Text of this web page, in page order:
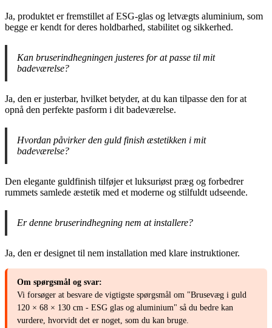
Ja, produktet er fremstillet af ESG-glas og letvægts aluminium, som
begge er kendt for deres holdbarhed, stabilitet og sikkerhed.
Kan bruserindhegningen justeres for at passe til mit
badeværelse?
Ja, den er justerbar, hvilket betyder, at du kan tilpasse den for at
opnå den perfekte pasform i dit badeværelse.
Hvordan påvirker den guld finish æstetikken i mit
badeværelse?
Den elegante guldfinish tilføjer et luksuriøst præg og forbedrer
rummets samlede æstetik med et moderne og stilfuldt udseende.
Er denne bruserindhegning nem at installere?
Ja, den er designet til nem installation med klare instruktioner.
Om spørgsmål og svar:
Vi forsøger at besvare de vigtigste spørgsmål om "Brusevæg i guld
120 × 68 × 130 cm - ESG glas og aluminium" så du bedre kan
vurdere, hvorvidt det er noget, som du kan bruge.